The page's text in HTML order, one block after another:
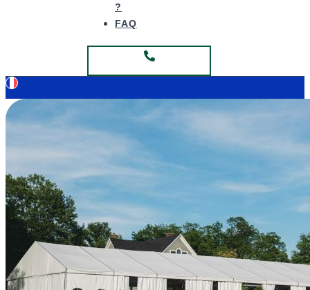
?
FAQ
Fabrication Hauts de France